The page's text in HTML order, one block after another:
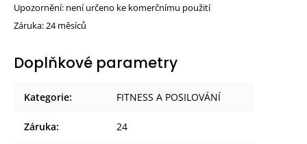
Upozornění: není určeno ke komerčnímu použití
Záruka: 24 měsíců
Doplňkové parametry
Kategorie: FITNESS A POSILOVÁNÍ
Záruka: 24